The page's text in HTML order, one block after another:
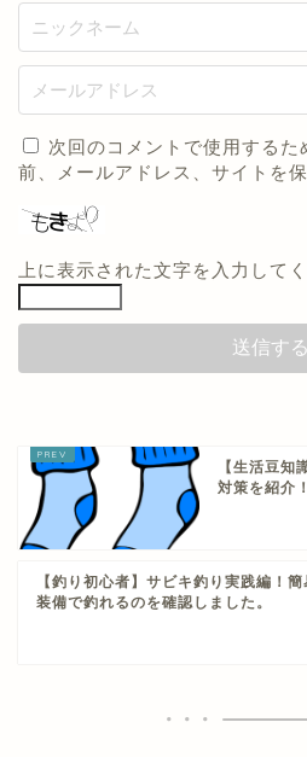
次回のコメントで使用するた
前、メールアドレス、サイトを保
上に表示された文字を入力してく
【生活豆知
対策を紹介
【釣り初心者】サビキ釣り実践編！簡
装備で釣れるのを確認しました。